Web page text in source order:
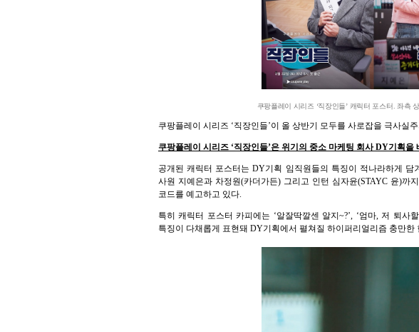
쿠팡플레이 시리즈 ‘직장인들’ 캐릭터 포스터. 좌측
쿠팡플레이 시리즈 ‘직장인들’이 올 상반기 모두를 사로잡을 극사
쿠팡플레이 시리즈 ‘직장인들’은 위기의 중소 마케팅 회사 DY기획
공개된 캐릭터 포스터는 DY기획 임직원들의 특징이 적나라하게
사원 지예은과 차정원(카더가든) 그리고 인턴 심자윤(STAYC 윤)까
코드를 예고하고 있다.
특히 캐릭터 포스터 카피에는 ‘알잘딱깔센 알지~?’, ‘엄마, 저 퇴사
특징이 다채롭게 표현돼 DY기획에서 펼쳐질 하이퍼리얼리즘 충만